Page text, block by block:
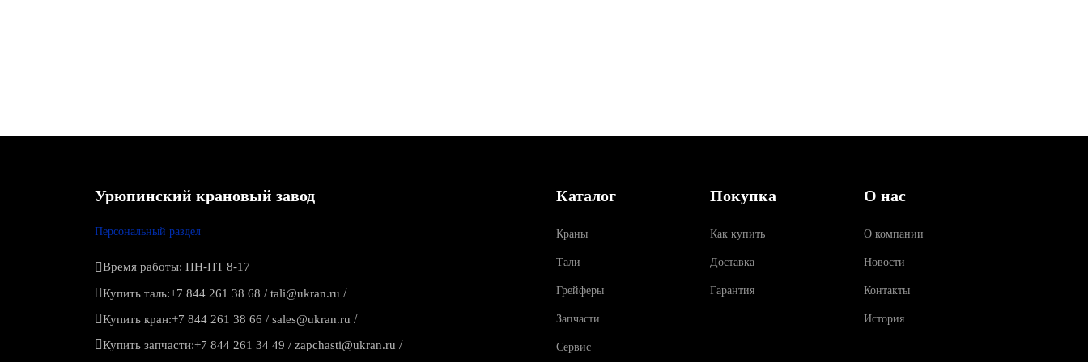
Урюпинский крановый завод
Персональный раздел
Время работы: ПН-ПТ 8-17
Купить таль:+7 844 261 38 68 / tali@ukran.ru /
Купить кран:+7 844 261 38 66 / sales@ukran.ru /
Купить запчасти:+7 844 261 34 49 / zapchasti@ukran.ru /
Каталог
Краны
Тали
Грейферы
Запчасти
Сервис
Покупка
Как купить
Доставка
Гарантия
О нас
О компании
Новости
Контакты
История